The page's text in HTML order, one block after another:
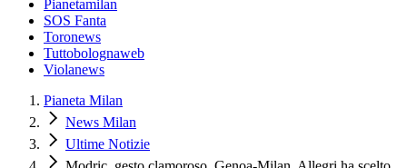
Pianetamilan
SOS Fanta
Toronews
Tuttobolognaweb
Violanews
Pianeta Milan
News Milan
Ultime Notizie